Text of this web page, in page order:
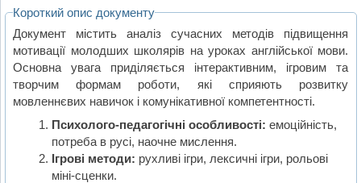
Короткий опис документу
Документ містить аналіз сучасних методів підвищення
мотивації молодших школярів на уроках англійської мови.
Основна увага приділяється інтерактивним, ігровим та
творчим формам роботи, які сприяють розвитку
мовленнєвих навичок і комунікативної компетентності.
Психолого-педагогічні особливості: емоційність,
потреба в русі, наочне мислення.
Ігрові методи: рухливі ігри, лексичні ігри, рольові
міні-сценки.